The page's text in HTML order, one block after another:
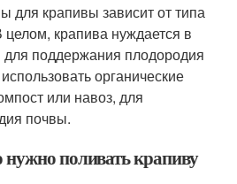
для крапивы зависит от типа
крапива нуждается в
для поддержания плодородия
органические
или навоз, для
почвы.
поливать крапиву